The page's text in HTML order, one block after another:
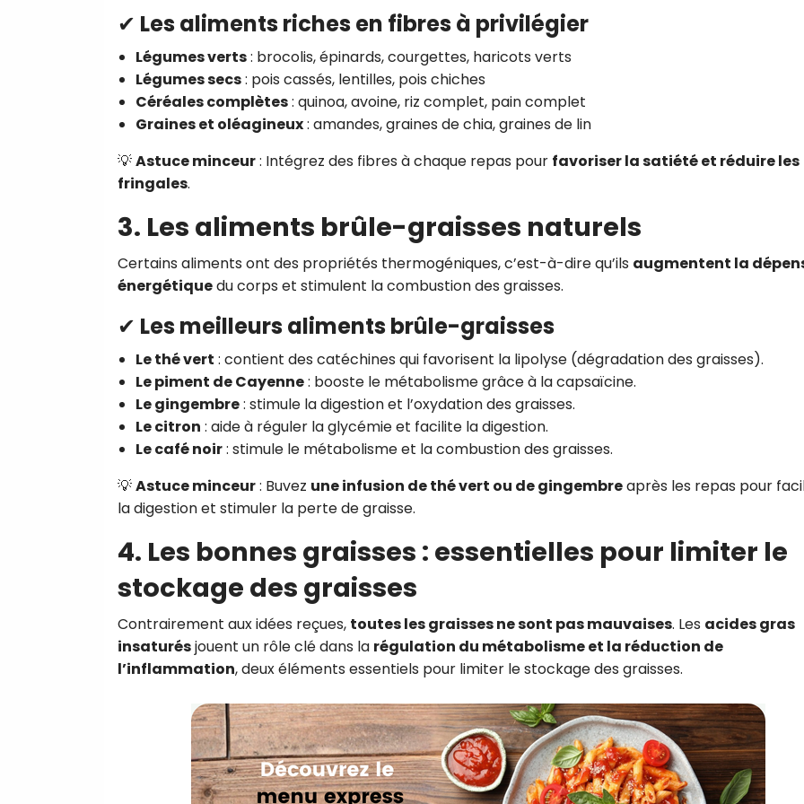
✔ Les aliments riches en fibres à privilégier
Légumes verts: brocolis, épinards, courgettes, haricots verts
Légumes secs: pois cassés, lentilles, pois chiches
Céréales complètes: quinoa, avoine, riz complet, pain complet
Graines et oléagineux: amandes, graines de chia, graines de lin
💡Astuce minceur: Intégrez des fibres à chaque repas pour favoriser la satiété et réduire les
fringales.
3. Les aliments brûle-graisses naturels
Certains aliments ont des propriétés thermogéniques, c’est-à-dire qu’ils augmentent la
énergétiquedu corps et stimulent la combustion des graisses.
✔ Les meilleurs aliments brûle-graisses
Le thé vert : contient des catéchines qui favorisent la lipolyse (dégradation des graisses).
Le piment de Cayenne: booste le métabolisme grâce à la capsaïcine.
Le gingembre: stimule la digestion et l’oxydation des graisses.
Le citron : aide à réguler la glycémie et facilite la digestion.
Le café noir: stimule le métabolisme et la combustion des graisses.
💡Astuce minceur: Buvez une infusion de thé vert ou de gingembreaprès les repas pour
la digestion et stimuler la perte de graisse.
4. Les bonnes graisses : essentielles pour limiter le
stockage des graisses
Contrairement aux idées reçues, toutes les graisses ne sont pas mauvaises. Les acides gras
insaturésjouent un rôle clé dans la régulation du métabolisme et la réduction de
l’inflammation, deux éléments essentiels pour limiter le stockage des graisses.